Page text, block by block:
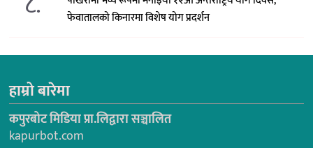
फेवातालको किनारमा विशेष योग प्रदर्शन
हाम्रो बारेमा
कपुरबोट मिडिया प्रा.लिद्वारा सञ्चालित
kapurbot.com